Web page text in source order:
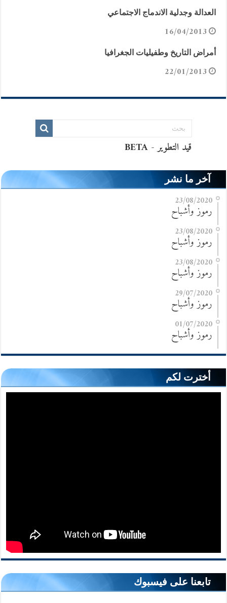
العدالة وجدلية الاندماج الاجتماعي
16/04/2013
أمراض التاريخ وطفيليات الجغرافيا
22/01/2013
آخر ما نشر
23/08/2020
رموز وأشباح
23/08/2020
رموز وأشباح
23/08/2020
رموز وأشباح
29/07/2020
رموز وأشباح
01/07/2020
رموز وأشباح
أخترت لكم
تابعنا على فيسبوك